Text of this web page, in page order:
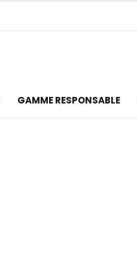
GAMME RESPONSABLE